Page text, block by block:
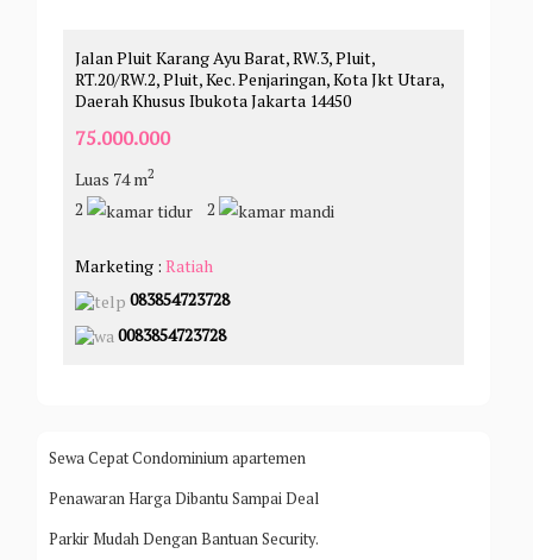
Jalan Pluit Karang Ayu Barat, RW.3, Pluit,
RT.20/RW.2, Pluit, Kec. Penjaringan, Kota Jkt Utara,
Daerah Khusus Ibukota Jakarta 14450
75.000.000
Luas 74 m2
2 2
Marketing :Ratiah
083854723728
0083854723728
Sewa Cepat Condominium apartemen
Penawaran Harga Dibantu Sampai Deal
Parkir Mudah Dengan Bantuan Security.